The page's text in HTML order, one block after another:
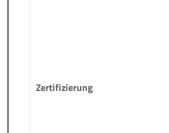
Zertifizierung